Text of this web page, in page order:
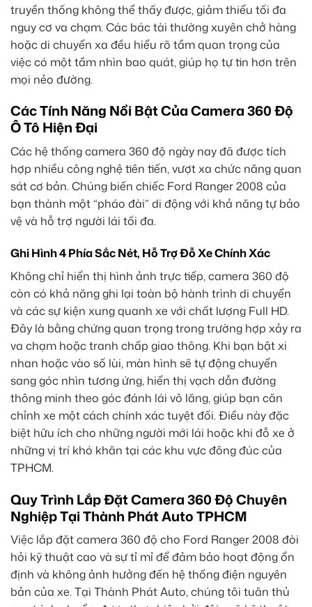
truyền thống không thể thấy được, giảm thiểu tối đa
nguy cơ va chạm. Các bác tài thường xuyên chở hàng
hoặc di chuyển xa đều hiểu rõ tầm quan trọng của
việc có một tầm nhìn bao quát, giúp họ tự tin hơn trên
mọi nẻo đường.
Các Tính Năng Nổi Bật Của Camera 360 Độ
Ô Tô Hiện Đại
Các hệ thống camera 360 độ ngày nay đã được tích
hợp nhiều công nghệ tiên tiến, vượt xa chức năng quan
sát cơ bản. Chúng biến chiếc Ford Ranger 2008 của
bạn thành một “pháo đài” di động với khả năng tự bảo
vệ và hỗ trợ người lái tối đa.
Ghi Hình 4 Phía Sắc Nét, Hỗ Trợ Đỗ Xe Chính Xác
Không chỉ hiển thị hình ảnh trực tiếp, camera 360 độ
còn có khả năng ghi lại toàn bộ hành trình di chuyển
và các sự kiện xung quanh xe với chất lượng Full HD.
Đây là bằng chứng quan trọng trong trường hợp xảy ra
va chạm hoặc tranh chấp giao thông. Khi bạn bật xi
nhan hoặc vào số lùi, màn hình sẽ tự động chuyển
sang góc nhìn tương ứng, hiển thị vạch dẫn đường
thông minh theo góc đánh lái vô lăng, giúp bạn căn
chỉnh xe một cách chính xác tuyệt đối. Điều này đặc
biệt hữu ích cho những người mới lái hoặc khi đỗ xe ở
những vị trí khó khăn tại các khu vực đông đúc của
TPHCM.
Quy Trình Lắp Đặt Camera 360 Độ Chuyên
Nghiệp Tại Thành Phát Auto TPHCM
Việc lắp đặt camera 360 độ cho Ford Ranger 2008 đòi
hỏi kỹ thuật cao và sự tỉ mỉ để đảm bảo hoạt động ổn
định và không ảnh hưởng đến hệ thống điện nguyên
bản của xe. Tại Thành Phát Auto, chúng tôi tuân thủ